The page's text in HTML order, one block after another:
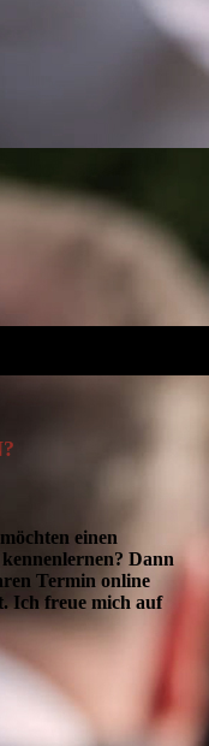
einen
Dann
Termin online
Ich freue mich auf